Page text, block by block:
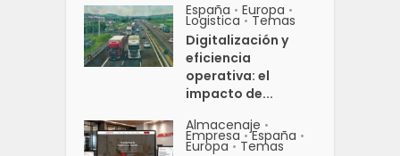
España • Europa •
Logistica • Temas
Digitalización y
eficiencia
operativa: el
impacto de...
Almacenaje •
Empresa • España •
Europa • Temas